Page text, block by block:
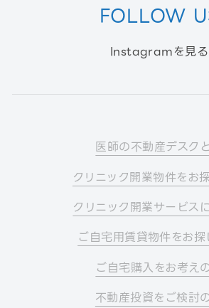
FOLLOW
Instagramを見る
医師の不動産デスク
クリニック開業物件をお
クリニック開業サービス
ご自宅用賃貸物件をお
ご自宅購入をお考え
不動産投資をご検討